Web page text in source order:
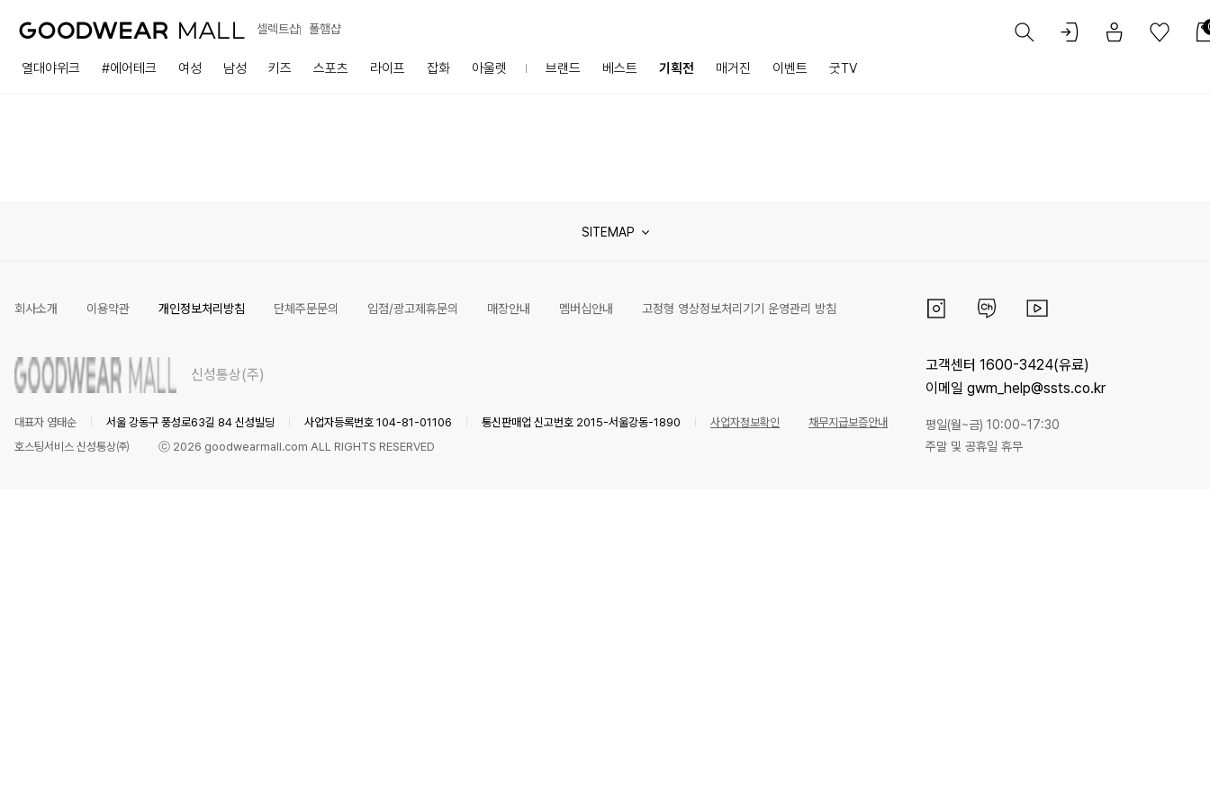
셀렉트샵 폴햄샵
열대야위크 #에어테크 여성 남성 키즈 스포츠 라이프 잡화 아울렛 브랜드 베스트 기획전 매거진 이벤트 굿TV
SITEMAP
회사소개 이용약관 개인정보처리방침 단체주문문의 입점/광고제휴문의 매장안내 멤버십안내 고정형 영상정보처리기기 운영관리 방침
신성통상(주)
대표자 염태순 서울 강동구 풍성로63길 84 신성빌딩 사업자등록번호 104-81-01106 통신판매업 신고번호 2015-서울강동-1890 사업자정보확인
채무지급보증안내
호스팅서비스 신성통상㈜
ⓒ 2026 goodwearmall.com ALL RIGHTS RESERVED
고객센터 1600-3424(유료)
이메일 gwm_help@ssts.co.kr
평일(월~금) 10:00~17:30
주말 및 공휴일 휴무